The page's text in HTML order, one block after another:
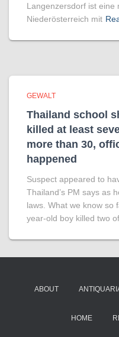
Langenzersdorf ist eine
Niederösterreich mit
GEWALT
Thailand school
killed at least
more than 30,
happened
Suspect appeared to
Thailand’s PM says as
laws. What we know
year-old boy killed two
ABOUT
HOME